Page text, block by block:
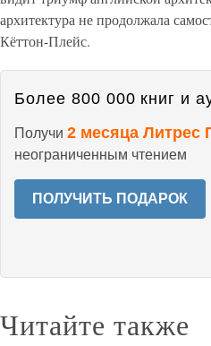
архитектура не продолжала
Кёттон-Плейс.
Более 800 000 книг и
Получи 2 месяца Литрес
неограниченным чтением
ПОЛУЧИТЬ ПОДАРОК
Читайте также